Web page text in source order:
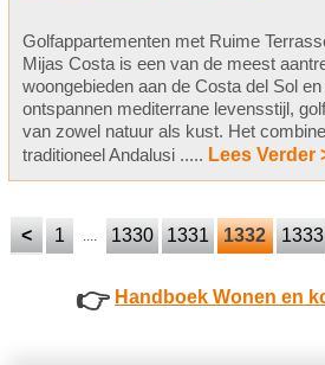
Golfappartementen met Ruime
Mijas Costa is een van de meest
woongebieden aan de Costa del Sol
ontspannen mediterrane levensstijl,
van zowel natuur als kust. Het
traditioneel Andalusi ..... Lees Verder
< 1 .... 1330 1331 1332 1333
👉 Handboek Wonen en